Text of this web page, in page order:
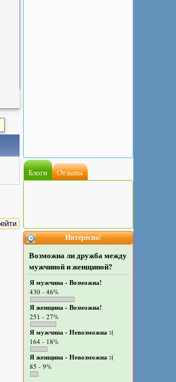
Блоги Отзывы
Интересно!
Возможна ли дружба между
мужчиной и женщиной?
Я мужчина - Возможна!
430 - 46%
Я женщина - Возможна!
251 - 27%
Я мужчина - Невозможна :(
164 - 18%
Я женщина - Невозможна :(
85 - 9%